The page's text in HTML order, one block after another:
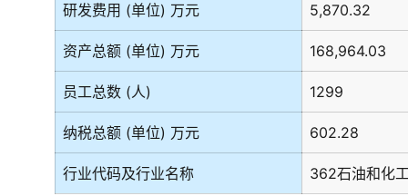
研发费用 (单位) 万元 5,870.32
资产总额 (单位) 万元 168,964.03
员工总数 (人) 1299
纳税总额 (单位) 万元 602.28
行业代码及行业名称 362石油和化